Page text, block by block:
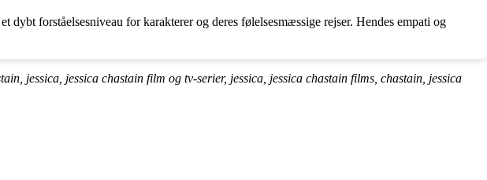
forståelsesniveau for karakterer og deres følelsesmæssige rejser. Hendes empati og
jessica, jessica chastain film og tv-serier, jessica, jessica chastain films, chastain, jessica